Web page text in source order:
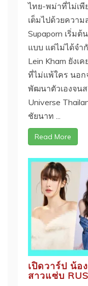
ไทย-พม่าที่ไม่เพี
เต็มไปด้วยควา
Supaporn เริ่มต้
แบบ แต่ไม่ได้จำ
Lein Kham ยังเ
ที่ไม่แพ้ใคร นอก
พัฒนาตัวเองจนส
Universe
ชัยนาท ...
Read More
เปิดวาร์ป น้อ
สาวแซ่บ